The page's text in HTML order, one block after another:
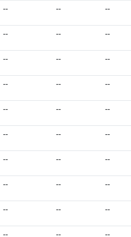
-- -- --
-- -- --
-- -- --
-- -- --
-- -- --
-- -- --
-- -- --
-- -- --
-- -- --
-- -- --